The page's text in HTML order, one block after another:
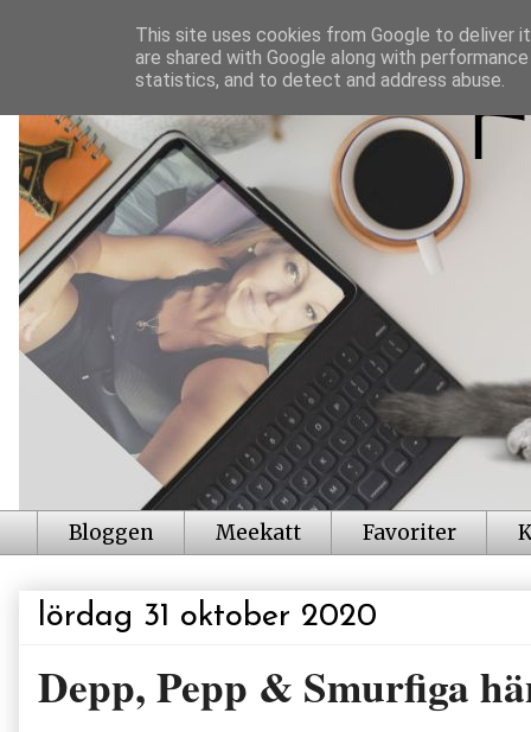
Bloggen Meekatt Favoriter
lördag 31 oktober 2020
Depp, Pepp & Smurfiga
This site uses cookies from Google to deliver
are shared with Google along with
statistics, and to detect and address abuse.